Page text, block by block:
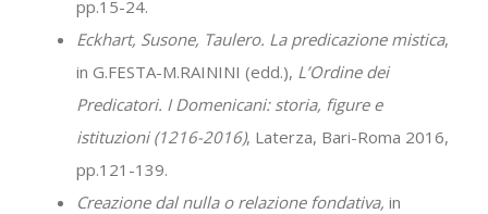
pp.15-24.
Eckhart, Susone, Taulero. La predicazione mistica,
in G.FESTA-M.RAININI (edd.), L’Ordine dei
Predicatori. I Domenicani: storia, figure e
istituzioni (1216-2016), Laterza, Bari-Roma 2016,
pp.121-139.
Creazione dal nulla o relazione fondativa, in